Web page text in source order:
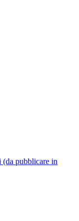
pubblicare in